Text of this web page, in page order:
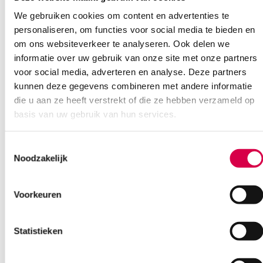
We gebruiken cookies om content en advertenties te
personaliseren, om functies voor social media te bieden en
om ons websiteverkeer te analyseren. Ook delen we
informatie over uw gebruik van onze site met onze partners
voor social media, adverteren en analyse. Deze partners
kunnen deze gegevens combineren met andere informatie
die u aan ze heeft verstrekt of die ze hebben verzameld op
basis van uw gebruik van hun services.
Noodzakelijk
Voorkeuren
Statistieken
Aantal 5 stuks
Afmeting 15cm x 15cm
Steriel steriel
Beoordelingen (0)
Beoordelingen
Er zijn nog geen beoordelingen.
Je moetingelogd zijn
Waarom Medische Artikelen?
Op voorraad? Vandaag besteld, vandaag verzonden
Vaste klanten, vaste korting
Geen klein order toeslag vanaf €75 bestelwaarde